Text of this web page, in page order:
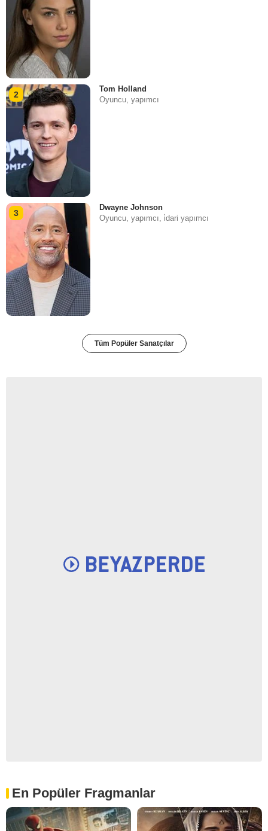
2
Tom Holland
Oyuncu, yapımcı
3
Dwayne Johnson
Oyuncu, yapımcı, i̇dari yapımcı
Tüm Popüler Sanatçılar
En Popüler Fragmanlar